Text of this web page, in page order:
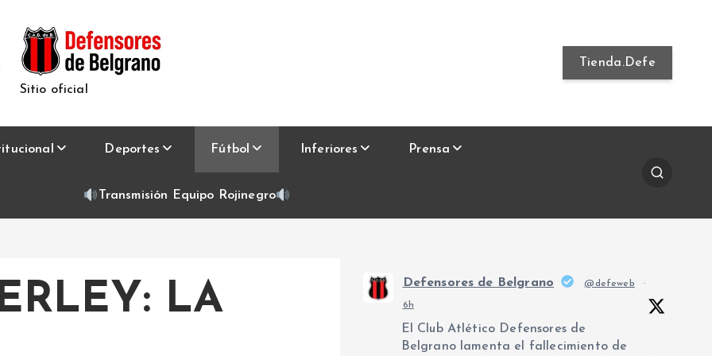
Sitio oficial
Tienda.Defe
Deportes Fútbol Inferiores Prensa
Transmisión Equipo Rojinegro
LA
Defensores de Belgrano @defeweb ·
6h
El Club Atlético Defensores de
Belgrano lamenta el fallecimiento de